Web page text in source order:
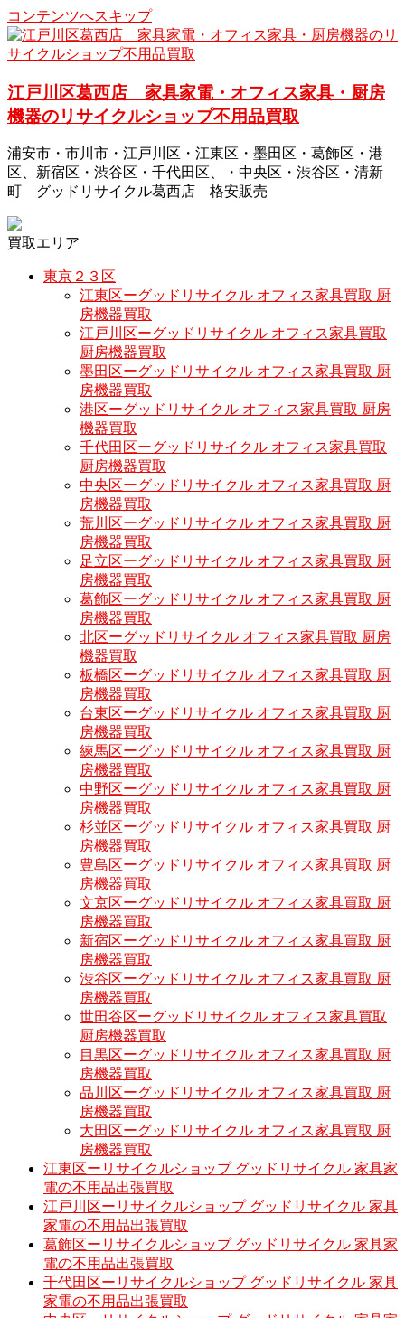
コンテンツへスキップ
江戸川区葛西店 家具家電・オフィス家具・厨房
機器のリサイクルショップ不用品買取
浦安市・市川市・江戸川区・江東区・墨田区・葛飾区・港
区、新宿区・渋谷区・千代田区、・中央区・渋谷区・清新
町 グッドリサイクル葛西店 格安販売
買取エリア
東京２３区
江東区ーグッドリサイクル オフィス家具買取 厨
房機器買取
江戸川区ーグッドリサイクル オフィス家具買取
厨房機器買取
墨田区ーグッドリサイクル オフィス家具買取 厨
房機器買取
港区ーグッドリサイクル オフィス家具買取 厨房
機器買取
千代田区ーグッドリサイクル オフィス家具買取
厨房機器買取
中央区ーグッドリサイクル オフィス家具買取 厨
房機器買取
荒川区ーグッドリサイクル オフィス家具買取 厨
房機器買取
足立区ーグッドリサイクル オフィス家具買取 厨
房機器買取
葛飾区ーグッドリサイクル オフィス家具買取 厨
房機器買取
北区ーグッドリサイクル オフィス家具買取 厨房
機器買取
板橋区ーグッドリサイクル オフィス家具買取 厨
房機器買取
台東区ーグッドリサイクル オフィス家具買取 厨
房機器買取
練馬区ーグッドリサイクル オフィス家具買取 厨
房機器買取
中野区ーグッドリサイクル オフィス家具買取 厨
房機器買取
杉並区ーグッドリサイクル オフィス家具買取 厨
房機器買取
豊島区ーグッドリサイクル オフィス家具買取 厨
房機器買取
文京区ーグッドリサイクル オフィス家具買取 厨
房機器買取
新宿区ーグッドリサイクル オフィス家具買取 厨
房機器買取
渋谷区ーグッドリサイクル オフィス家具買取 厨
房機器買取
世田谷区ーグッドリサイクル オフィス家具買取
厨房機器買取
目黒区ーグッドリサイクル オフィス家具買取 厨
房機器買取
品川区ーグッドリサイクル オフィス家具買取 厨
房機器買取
大田区ーグッドリサイクル オフィス家具買取 厨
房機器買取
江東区ーリサイクルショップ グッドリサイクル 家具家
電の不用品出張買取
江戸川区ーリサイクルショップ グッドリサイクル 家具
家電の不用品出張買取
葛飾区ーリサイクルショップ グッドリサイクル 家具家
電の不用品出張買取
千代田区ーリサイクルショップ グッドリサイクル 家具
家電の不用品出張買取